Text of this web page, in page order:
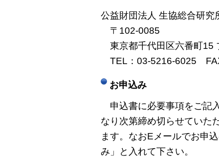
公益財団法人 生協総合研
〒102-0085
東京都千代田区六番町15
TEL：03-5216-6025
お申込み
申込書に必要事項をご記
なり次第締め切らせていた
ます。なおEメールでお申
み」と入れて下さい。